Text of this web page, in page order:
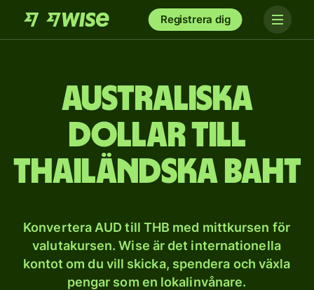
Registrera dig
Australiska
dollar till
thailändska baht
Konvertera AUD till THB med mittkursen för
valutakursen. Wise är det internationella
kontot om du vill skicka, spendera och växla
pengar som en lokalinvånare.